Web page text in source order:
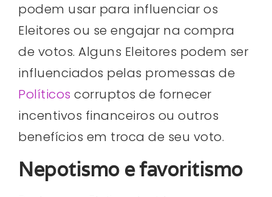
podem usar para influenciar os
Eleitores ou se engajar na compra
de votos. Alguns Eleitores podem ser
influenciados pelas promessas de
Políticos corruptos de fornecer
incentivos financeiros ou outros
benefícios em troca de seu voto.
Nepotismo e favoritismo